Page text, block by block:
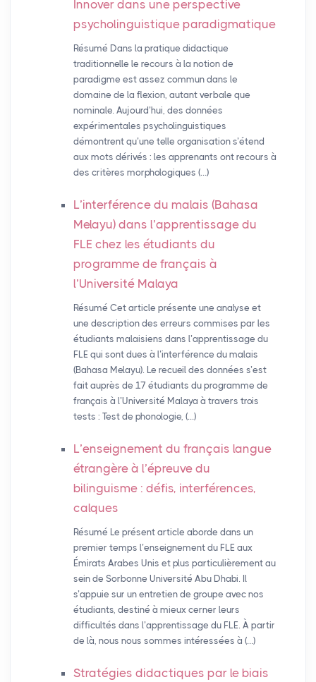
Innover dans une perspective
psycholinguistique paradigmatique
Résumé Dans la pratique didactique
traditionnelle le recours à la notion de
paradigme est assez commun dans le
domaine de la flexion, autant verbale que
nominale. Aujourd’hui, des données
expérimentales psycholinguistiques
démontrent qu’une telle organisation s’étend
aux mots dérivés : les apprenants ont recours à
des critères morphologiques (…)
L’interférence du malais (Bahasa
Melayu) dans l’apprentissage du
FLE chez les étudiants du
programme de français à
l’Université Malaya
Résumé Cet article présente une analyse et
une description des erreurs commises par les
étudiants malaisiens dans l’apprentissage du
FLE qui sont dues à l’interférence du malais
(Bahasa Melayu). Le recueil des données s’est
fait auprès de 17 étudiants du programme de
français à l’Université Malaya à travers trois
tests : Test de phonologie, (…)
L’enseignement du français langue
étrangère à l’épreuve du
bilinguisme : défis, interférences,
calques
Résumé Le présent article aborde dans un
premier temps l’enseignement du FLE aux
Émirats Arabes Unis et plus particulièrement au
sein de Sorbonne Université Abu Dhabi. Il
s’appuie sur un entretien de groupe avec nos
étudiants, destiné à mieux cerner leurs
difficultés dans l’apprentissage du FLE. À partir
de là, nous nous sommes intéressées à (…)
Stratégies didactiques par le biais